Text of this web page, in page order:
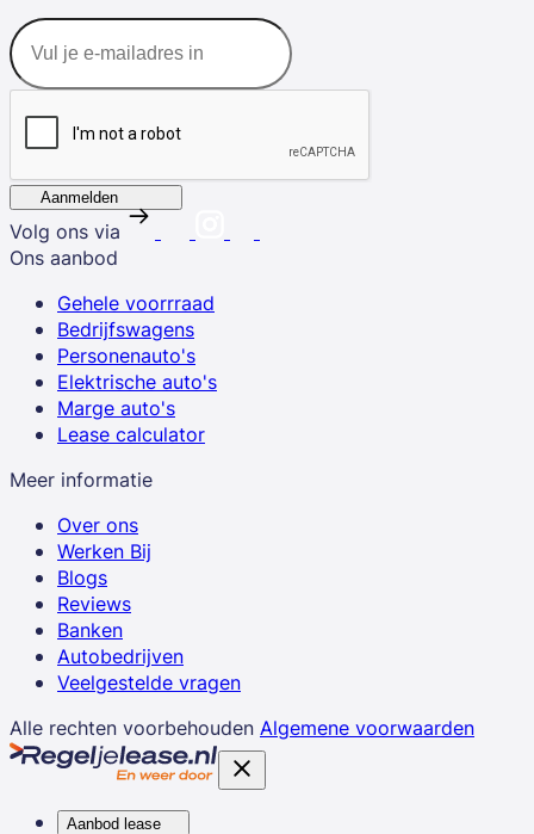
Aanmelden
Volg ons via
Ons aanbod
Gehele voorrraad
Bedrijfswagens
Personenauto's
Elektrische auto's
Marge auto's
Lease calculator
Meer informatie
Over ons
Werken Bij
Blogs
Reviews
Banken
Autobedrijven
Veelgestelde vragen
Alle rechten voorbehouden Algemene voorwaarden
Aanbod lease